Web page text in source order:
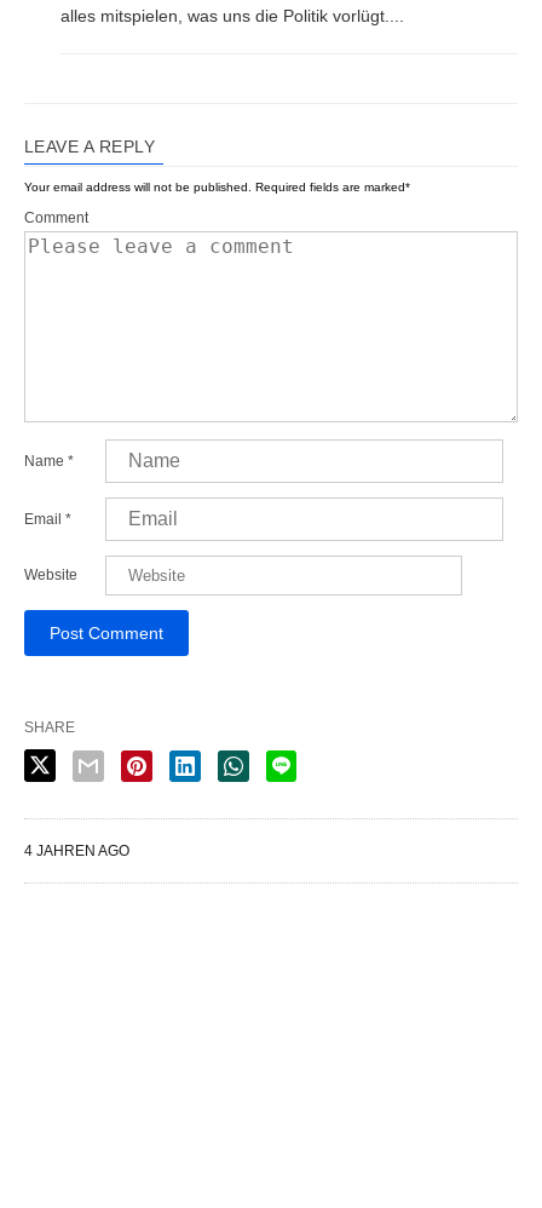
alles mitspielen, was uns die Politik vorlügt....
LEAVE A REPLY
Your email address will not be published. Required fields are marked*
Comment
Name *
Email *
Website
SHARE
4 JAHREN AGO